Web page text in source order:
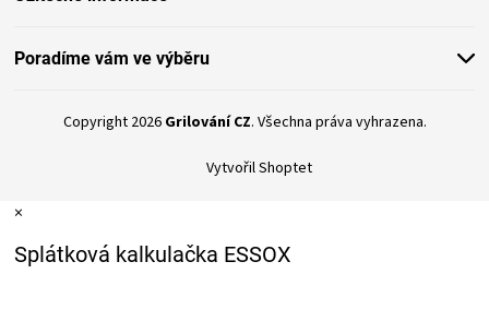
Poradíme vám ve výběru
Vytvořil Shoptet
Copyright 2026 Grilování CZ. Všechna práva vyhrazena.
×
Splátková kalkulačka ESSOX